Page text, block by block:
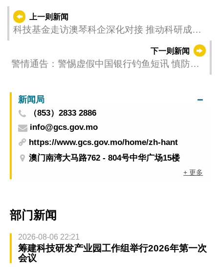
上一则新闻
科技基金走访澳琴科企深化对接 推动科研成果
下一则新闻
警情通告：警惕虚假中国银行钓鱼短讯 慎防个
新闻局
（853）2833 2886
info@gcs.gov.mo
https://www.gcs.gov.mo/home/zh-hant
澳门南湾大马路762 - 804号中华广场15楼
+ 更多
部门新闻
2026-08-06 22:21
筹建科技研发产业园工作组举行2026年第一次
会议